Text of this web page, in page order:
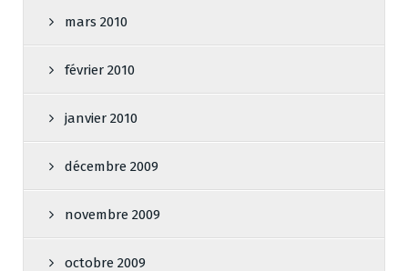
mars 2010
février 2010
janvier 2010
décembre 2009
novembre 2009
octobre 2009